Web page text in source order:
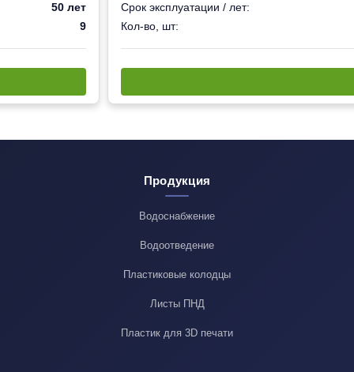
50 лет
9
Срок эксплуатации / лет:
Кол-во, шт:
Продукция
Водоснабжение
Водоотведение
Пластиковые колодцы
Листы ПНД
Пластик для 3D печати